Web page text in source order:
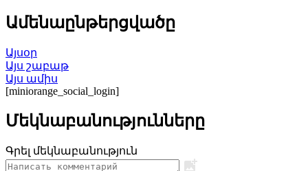
Ամենաընթերցվածը
Այսօր
Այս շաբաթ
Այս ամիս
[miniorange_social_login]
Մեկնաբանությունները
Գրել մեկնաբանություն